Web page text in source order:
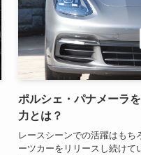
ポルシェ・パナメーラ
力とは？
レースシーンでの活躍はもち
ーツカーをリリースし続けて